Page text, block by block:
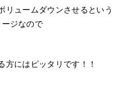
リュームダウンさせるという
ージなので
方にはピッタリです！！